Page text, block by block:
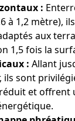
:
à 1,2 mètre),
aux
1,5 fois la
: Allant
sont
et offrent